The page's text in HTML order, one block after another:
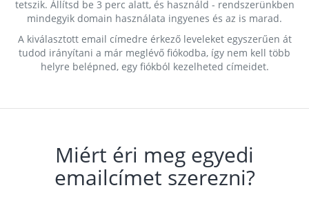
tetszik. Állítsd be 3 perc alatt, és használd - rendszerünkben
mindegyik domain használata ingyenes és az is marad.
A kiválasztott email címedre érkező leveleket egyszerűen át
tudod irányítani a már meglévő fiókodba, így nem kell több
helyre belépned, egy fiókból kezelheted címeidet.
Miért éri meg egyedi
emailcímet szerezni?